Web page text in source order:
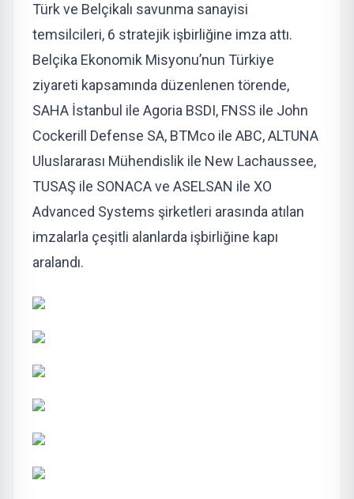
Türk ve Belçikalı savunma sanayisi
temsilcileri, 6 stratejik işbirliğine imza attı.
Belçika Ekonomik Misyonu’nun Türkiye
ziyareti kapsamında düzenlenen törende,
SAHA İstanbul ile Agoria BSDI, FNSS ile John
Cockerill Defense SA, BTMco ile ABC, ALTUNA
Uluslararası Mühendislik ile New Lachaussee,
TUSAŞ ile SONACA ve ASELSAN ile XO
Advanced Systems şirketleri arasında atılan
imzalarla çeşitli alanlarda işbirliğine kapı
aralandı.